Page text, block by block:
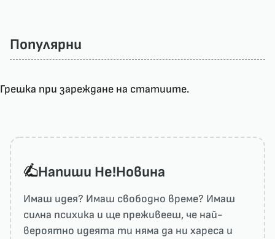
Популярни
Грешка при зареждане на статиите.
Напиши He!Новина
Имаш идея? Имаш свободно време? Имаш
силна психика и ще преживееш, че най-
вероятно идеята ти няма да ни харесa и